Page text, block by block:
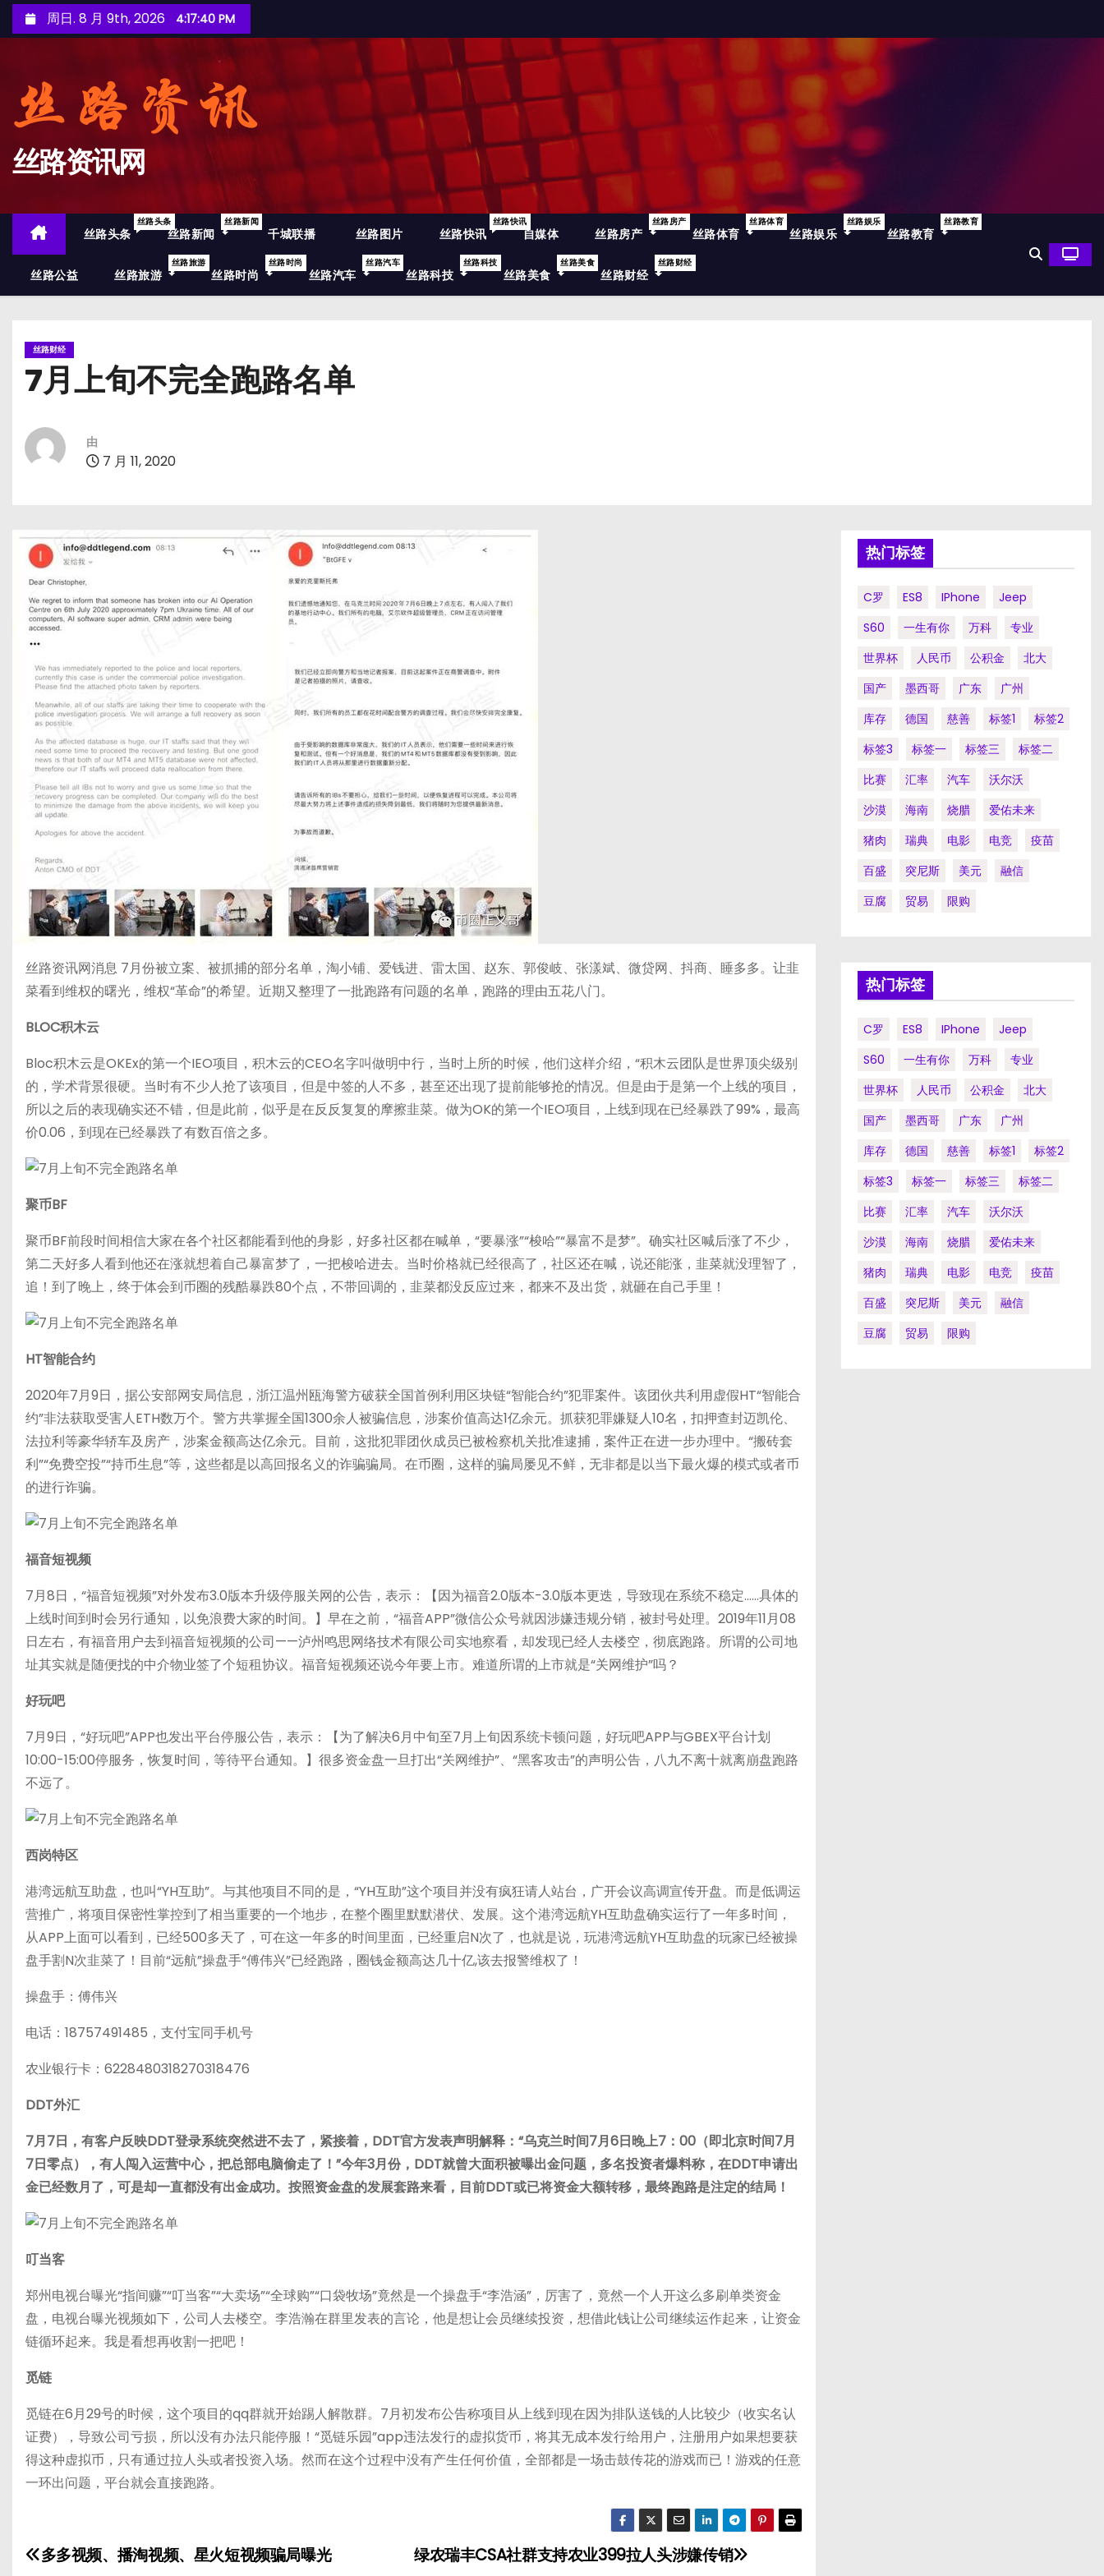
至
周日. 8 月 9th, 2026 4:17:42 PM
丝路资讯网
丝路头条
丝路头条
丝路新闻
丝路新闻
千城联播 丝路图片 丝路快讯
丝路快讯
自媒体 丝路房产
丝路房产
丝路体育
丝路体育
丝路娱乐
丝路娱乐
丝路教育
丝路教育
丝路公益 丝路旅游
丝路旅游
丝路时尚
丝路时尚
丝路汽车
丝路汽车
丝路科技
丝路科技
丝路美食
丝路美食
丝路财经
丝路财经
丝路财经
7月上旬不完全跑路名单
由
7 月 11, 2020
丝路资讯网消息 7月份被立案、被抓捕的部分名单，淘小铺、爱钱进、雷太国、赵东、郭俊岐、张漾斌、微贷网、抖商、睡多多。让韭
菜看到维权的曙光，维权“革命”的希望。近期又整理了一批跑路有问题的名单，跑路的理由五花八门。
BLOC积木云
Bloc积木云是OKEx的第一个IEO项目，积木云的CEO名字叫做明中行，当时上所的时候，他们这样介绍，“积木云团队是世界顶尖级别
的，学术背景很硬。当时有不少人抢了该项目，但是中签的人不多，甚至还出现了提前能够抢的情况。但是由于是第一个上线的项目，
所以之后的表现确实还不错，但是此前，似乎是在反反复复的摩擦韭菜。做为OK的第一个IEO项目，上线到现在已经暴跌了99%，最高
价0.06，到现在已经暴跌了有数百倍之多。
聚币BF
聚币BF前段时间相信大家在各个社区都能看到他的身影，好多社区都在喊单，“要暴涨”“梭哈”“暴富不是梦”。确实社区喊后涨了不少，
第二天好多人看到他还在涨就想着自己暴富梦了，一把梭哈进去。当时价格就已经很高了，社区还在喊，说还能涨，韭菜就没理智了，
追！到了晚上，终于体会到币圈的残酷暴跌80个点，不带回调的，韭菜都没反应过来，都来不及出货，就砸在自己手里！
HT智能合约
2020年7月9日，据公安部网安局信息，浙江温州瓯海警方破获全国首例利用区块链“智能合约”犯罪案件。该团伙共利用虚假HT“智能合
约”非法获取受害人ETH数万个。警方共掌握全国1300余人被骗信息，涉案价值高达1亿余元。抓获犯罪嫌疑人10名，扣押查封迈凯伦、
法拉利等豪华轿车及房产，涉案金额高达亿余元。目前，这批犯罪团伙成员已被检察机关批准逮捕，案件正在进一步办理中。“搬砖套
利”“免费空投”“持币生息”等，这些都是以高回报名义的诈骗骗局。在币圈，这样的骗局屡见不鲜，无非都是以当下最火爆的模式或者币
的进行诈骗。
福音短视频
7月8日，“福音短视频”对外发布3.0版本升级停服关网的公告，表示：【因为福音2.0版本-3.0版本更迭，导致现在系统不稳定……具体的
上线时间到时会另行通知，以免浪费大家的时间。】早在之前，“福音APP”微信公众号就因涉嫌违规分销，被封号处理。2019年11月08
日左右，有福音用户去到福音短视频的公司——泸州鸣思网络技术有限公司实地察看，却发现已经人去楼空，彻底跑路。所谓的公司地
址其实就是随便找的中介物业签了个短租协议。福音短视频还说今年要上市。难道所谓的上市就是“关网维护”吗？
好玩吧
7月9日，“好玩吧”APP也发出平台停服公告，表示：【为了解决6月中旬至7月上旬因系统卡顿问题，好玩吧APP与GBEX平台计划
10:00-15:00停服务，恢复时间，等待平台通知。】很多资金盘一旦打出“关网维护”、“黑客攻击”的声明公告，八九不离十就离崩盘跑路
不远了。
西岗特区
港湾远航互助盘，也叫“YH互助”。与其他项目不同的是，“YH互助”这个项目并没有疯狂请人站台，广开会议高调宣传开盘。而是低调运
营推广，将项目保密性掌控到了相当重要的一个地步，在整个圈里默默潜伏、发展。这个港湾远航YH互助盘确实运行了一年多时间，
从APP上面可以看到，已经500多天了，可在这一年多的时间里面，已经重启N次了，也就是说，玩港湾远航YH互助盘的玩家已经被操
盘手割N次韭菜了！目前“远航”操盘手“傅伟兴”已经跑路，圈钱金额高达几十亿,该去报警维权了！
操盘手：傅伟兴
电话：18757491485，支付宝同手机号
农业银行卡：6228480318270318476
DDT外汇
7月7日，有客户反映DDT登录系统突然进不去了，紧接着，DDT官方发表声明解释：“乌克兰时间7月6日晚上7：00（即北京时间7月
7日零点），有人闯入运营中心，把总部电脑偷走了！”今年3月份，DDT就曾大面积被曝出金问题，多名投资者爆料称，在DDT申请出
金已经数月了，可是却一直都没有出金成功。按照资金盘的发展套路来看，目前DDT或已将资金大额转移，最终跑路是注定的结局！
叮当客
郑州电视台曝光“指间赚”“叮当客”“大卖场”“全球购”“口袋牧场”竟然是一个操盘手“李浩涵”，厉害了，竟然一个人开这么多刷单类资金
盘，电视台曝光视频如下，公司人去楼空。李浩瀚在群里发表的言论，他是想让会员继续投资，想借此钱让公司继续运作起来，让资金
链循环起来。我是看想再收割一把吧！
觅链
觅链在6月29号的时候，这个项目的qq群就开始踢人解散群。7月初发布公告称项目从上线到现在因为排队送钱的人比较少（收实名认
证费），导致公司亏损，所以没有办法只能停服！“觅链乐园”app违法发行的虚拟货币，将其无成本发行给用户，注册用户如果想要获
得这种虚拟币，只有通过拉人头或者投资入场。然而在这个过程中没有产生任何价值，全部都是一场击鼓传花的游戏而已！游戏的任意
一环出问题，平台就会直接跑路。
文 绿农瑞丰CSA社群支持农业399拉人头涉嫌传销
多多视频、播淘视频、星火短视频骗局曝光
热门标签
C罗 ES8 IPhone
Jeep
S60
一生有你 万科
专业
世界杯
人民币 公积金
北大
国产
墨西哥 广东
广州
库存
德国 慈善 标签1
标签2
标签3
标签一 标签三
标签二
比赛
汇率 汽车
沃尔沃
沙漠
海南 烧腊
爱佑未来
猪肉
瑞典 电影 电竞
疫苗
百盛
突尼斯 美元
融信
豆腐
贸易 限购
热门标签
C罗 ES8 IPhone
Jeep
S60
一生有你 万科
专业
世界杯
人民币 公积金
北大
国产
墨西哥 广东
广州
库存
德国 慈善 标签1
标签2
标签3
标签一 标签三
标签二
比赛
汇率 汽车
沃尔沃
沙漠
海南 烧腊
爱佑未来
猪肉
瑞典 电影 电竞
疫苗
百盛
突尼斯 美元
融信
豆腐
贸易 限购